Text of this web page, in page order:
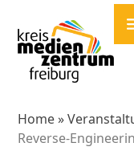
content
Home»
Reverse-